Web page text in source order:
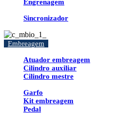
Engrenagem
Sincronizador
Embreagem
Atuador embreagem
Cilindro auxiliar
Cilindro mestre
Garfo
Kit embreagem
Pedal